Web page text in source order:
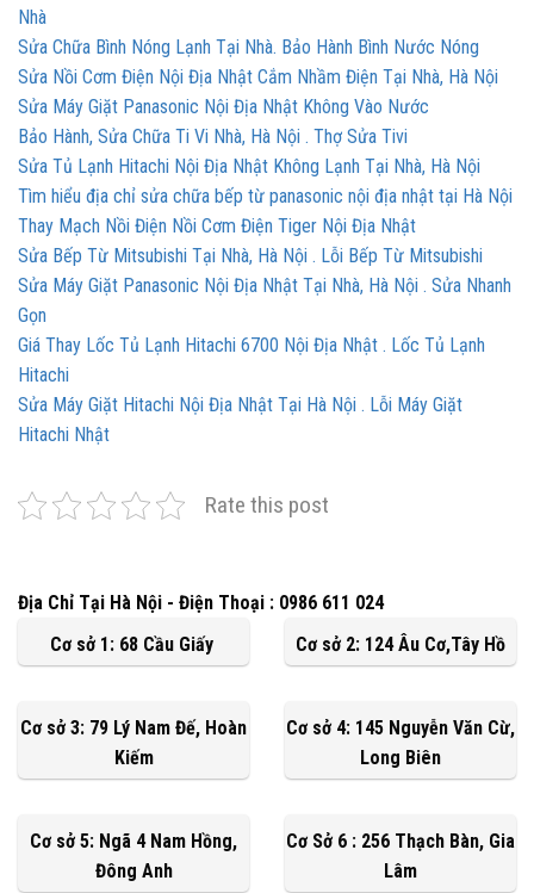
Nhà
Sửa Chữa Bình Nóng Lạnh Tại Nhà. Bảo Hành Bình Nước Nóng
Sửa Nồi Cơm Điện Nội Địa Nhật Cắm Nhầm Điện Tại Nhà, Hà Nội
Sửa Máy Giặt Panasonic Nội Địa Nhật Không Vào Nước
Bảo Hành, Sửa Chữa Ti Vi Nhà, Hà Nội . Thợ Sửa Tivi
Sửa Tủ Lạnh Hitachi Nội Địa Nhật Không Lạnh Tại Nhà, Hà Nội
Tìm hiểu địa chỉ sửa chữa bếp từ panasonic nội địa nhật tại Hà Nội
Thay Mạch Nồi Điện Nồi Cơm Điện Tiger Nội Địa Nhật
Sửa Bếp Từ Mitsubishi Tại Nhà, Hà Nội . Lỗi Bếp Từ Mitsubishi
Sửa Máy Giặt Panasonic Nội Địa Nhật Tại Nhà, Hà Nội . Sửa Nhanh
Gọn
Giá Thay Lốc Tủ Lạnh Hitachi 6700 Nội Địa Nhật . Lốc Tủ Lạnh
Hitachi
Sửa Máy Giặt Hitachi Nội Địa Nhật Tại Hà Nội . Lỗi Máy Giặt
Hitachi Nhật
Rate this post
Địa Chỉ Tại Hà Nội - Điện Thoại : 0986 611 024
Cơ sở 1: 68 Cầu Giấy
Cơ sở 2: 124 Âu Cơ,Tây Hồ
Cơ sở 3: 79 Lý Nam Đế, Hoàn
Kiếm
Cơ sở 4: 145 Nguyễn Văn Cừ,
Long Biên
Cơ sở 5: Ngã 4 Nam Hồng,
Đông Anh
Cơ Sở 6 : 256 Thạch Bàn, Gia
Lâm